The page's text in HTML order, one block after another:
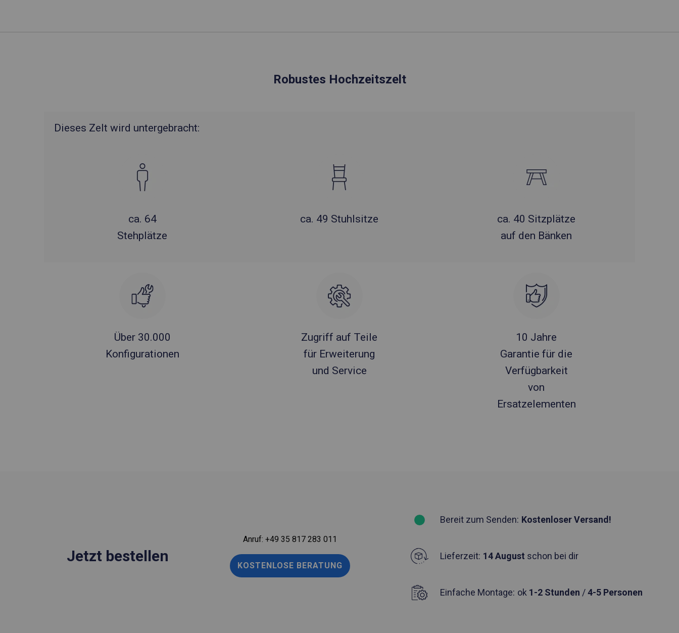
Robustes Hochzeitszelt
Dieses Zelt wird untergebracht:
ca. 64
Stehplätze
ca. 49 Stuhlsitze
ca. 40 Sitzplätze
auf den Bänken
Über 30.000
Konfigurationen
Zugriff auf Teile
für Erweiterung
und Service
10 Jahre
Garantie für die
Verfügbarkeit
von
Ersatzelementen
Jetzt bestellen
Anruf:+49 35 817 283 011
KOSTENLOSE BERATUNG
Bereit zum Senden: Kostenloser Versand!
Lieferzeit: 14 August schon bei dir
Einfache Montage: ok 1-2 Stunden /4-5 Personen